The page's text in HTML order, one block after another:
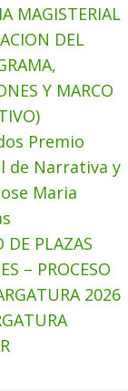
MAGISTERIAL
DEL
Y MARCO
Premio
de Narrativa y
Maria
DE PLAZAS
– PROCESO
2026